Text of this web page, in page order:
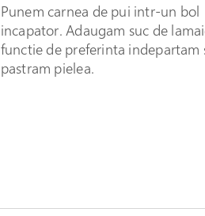
Punem carnea de pui intr-un bol
incapator. Adaugam suc de
functie de preferinta indepartam
pastram pielea.